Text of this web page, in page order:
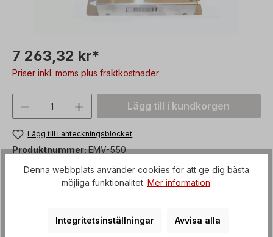
7 263,32 kr*
Priser inkl. moms plus fraktkostnader
Produktkvantitet: Ange önskat värde
Lägg till i kundkorgen
Lägg till i anteckningsblocket
Produktnummer:EMV-550
Betalningsmetoder
Denna webbplats använder cookies för att ge dig bästa
möjliga funktionalitet. Mer information.
Integritetsinställningar Avvisa alla